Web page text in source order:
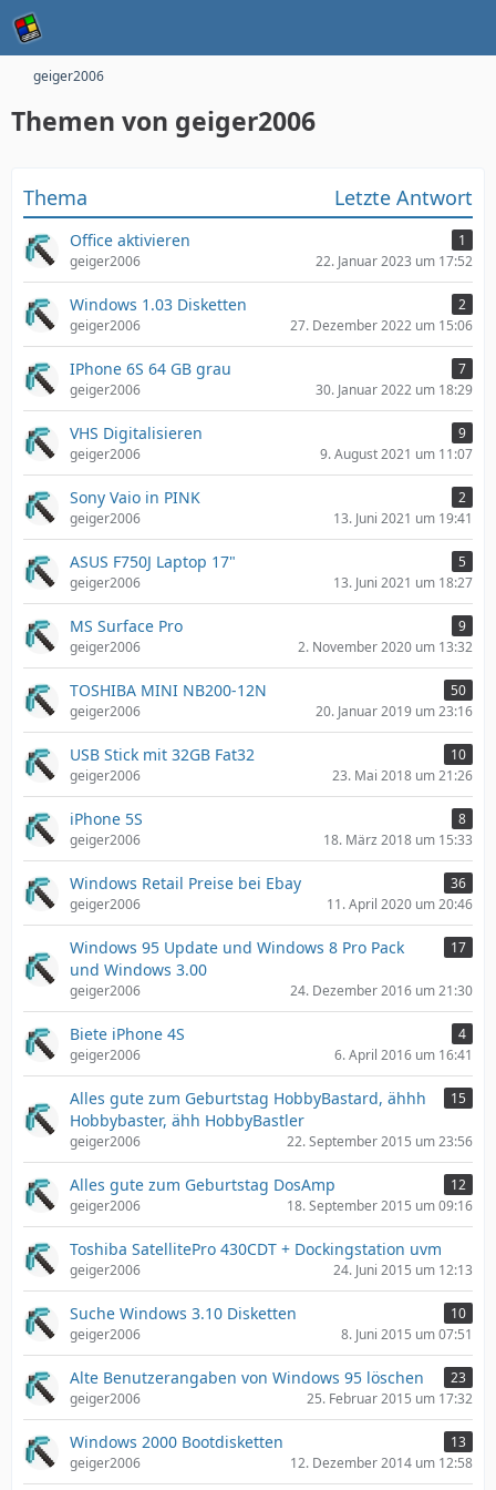
geiger2006
Themen von geiger2006
Thema Letzte Antwort
Office aktivieren
1
geiger2006
22. Januar 2023 um 17:52
Windows 1.03 Disketten
2
geiger2006
27. Dezember 2022 um 15:06
IPhone 6S 64 GB grau
7
geiger2006
30. Januar 2022 um 18:29
VHS Digitalisieren
9
geiger2006
9. August 2021 um 11:07
Sony Vaio in PINK
2
geiger2006
13. Juni 2021 um 19:41
ASUS F750J Laptop 17"
5
geiger2006
13. Juni 2021 um 18:27
MS Surface Pro
9
geiger2006
2. November 2020 um 13:32
TOSHIBA MINI NB200-12N
50
geiger2006
20. Januar 2019 um 23:16
USB Stick mit 32GB Fat32
10
geiger2006
23. Mai 2018 um 21:26
iPhone 5S
8
geiger2006
18. März 2018 um 15:33
Windows Retail Preise bei Ebay
36
geiger2006
11. April 2020 um 20:46
Windows 95 Update und Windows 8 Pro Pack
und Windows 3.00
17
geiger2006 24. Dezember 2016 um 21:30
Biete iPhone 4S
4
geiger2006
6. April 2016 um 16:41
Alles gute zum Geburtstag HobbyBastard, ähhh
Hobbybaster, ähh HobbyBastler
15
geiger2006 22. September 2015 um 23:56
Alles gute zum Geburtstag DosAmp
12
geiger2006
18. September 2015 um 09:16
Toshiba SatellitePro 430CDT + Dockingstation uvm
geiger2006 24. Juni 2015 um 12:13
Suche Windows 3.10 Disketten
10
geiger2006
8. Juni 2015 um 07:51
Alte Benutzerangaben von Windows 95 löschen
23
geiger2006
25. Februar 2015 um 17:32
Windows 2000 Bootdisketten
13
geiger2006
12. Dezember 2014 um 12:58